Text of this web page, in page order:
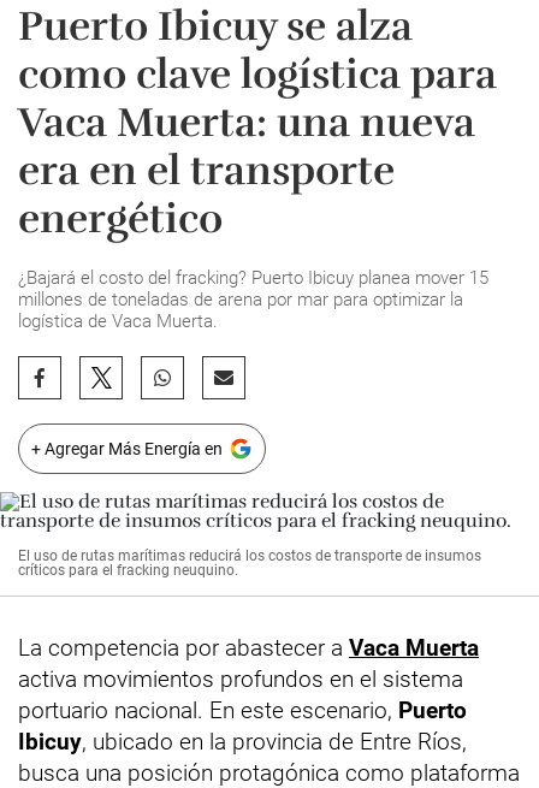
Puerto Ibicuy se alza
como clave logística para
Vaca Muerta: una nueva
era en el transporte
energético
¿Bajará el costo del fracking? Puerto Ibicuy planea mover 15
millones de toneladas de arena por mar para optimizar la
logística de Vaca Muerta.
+ Agregar Más Energía en
El uso de rutas marítimas reducirá los costos de transporte de insumos
críticos para el fracking neuquino.
La competencia por abastecer a Vaca Muerta
activa movimientos profundos en el sistema
portuario nacional. En este escenario, Puerto
Ibicuy, ubicado en la provincia de Entre Ríos,
busca una posición protagónica como plataforma